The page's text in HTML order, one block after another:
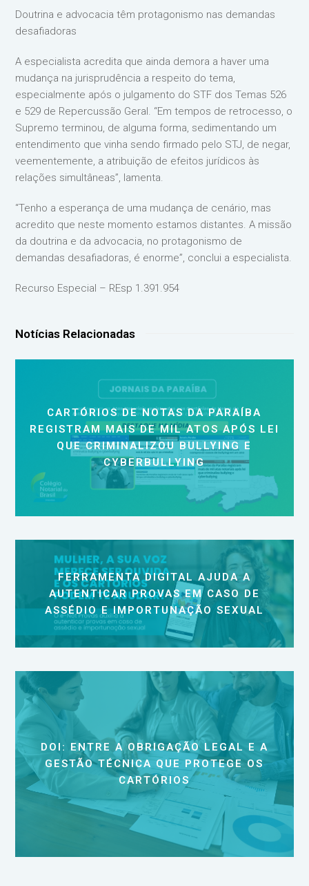
Doutrina e advocacia têm protagonismo nas demandas
desafiadoras
A especialista acredita que ainda demora a haver uma
mudança na jurisprudência a respeito do tema,
especialmente após o julgamento do STF dos Temas 526
e 529 de Repercussão Geral. “Em tempos de retrocesso, o
Supremo terminou, de alguma forma, sedimentando um
entendimento que vinha sendo firmado pelo STJ, de negar,
veementemente, a atribuição de efeitos jurídicos às
relações simultâneas”, lamenta.
“Tenho a esperança de uma mudança de cenário, mas
acredito que neste momento estamos distantes. A missão
da doutrina e da advocacia, no protagonismo de
demandas desafiadoras, é enorme”, conclui a especialista.
Recurso Especial – REsp 1.391.954
Notícias Relacionadas
CARTÓRIOS DE NOTAS DA PARAÍBA
REGISTRAM MAIS DE MIL ATOS APÓS LEI
QUE CRIMINALIZOU BULLYING E
CYBERBULLYING
FERRAMENTA DIGITAL AJUDA A
AUTENTICAR PROVAS EM CASO DE
ASSÉDIO E IMPORTUNAÇÃO SEXUAL
DOI: ENTRE A OBRIGAÇÃO LEGAL E A
GESTÃO TÉCNICA QUE PROTEGE OS
CARTÓRIOS